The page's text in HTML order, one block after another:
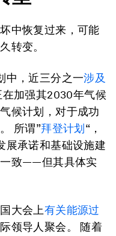
中恢复过来，可能
转变。
中，近三分之一涉及
在加强其2030年气候
候计划，对于成功
所谓”拜登计划“，
展承诺和基础设施建
致——但其具体实
大会上有关能源过
领导人聚会。 随着